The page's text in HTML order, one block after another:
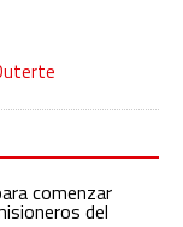
comenzar
del